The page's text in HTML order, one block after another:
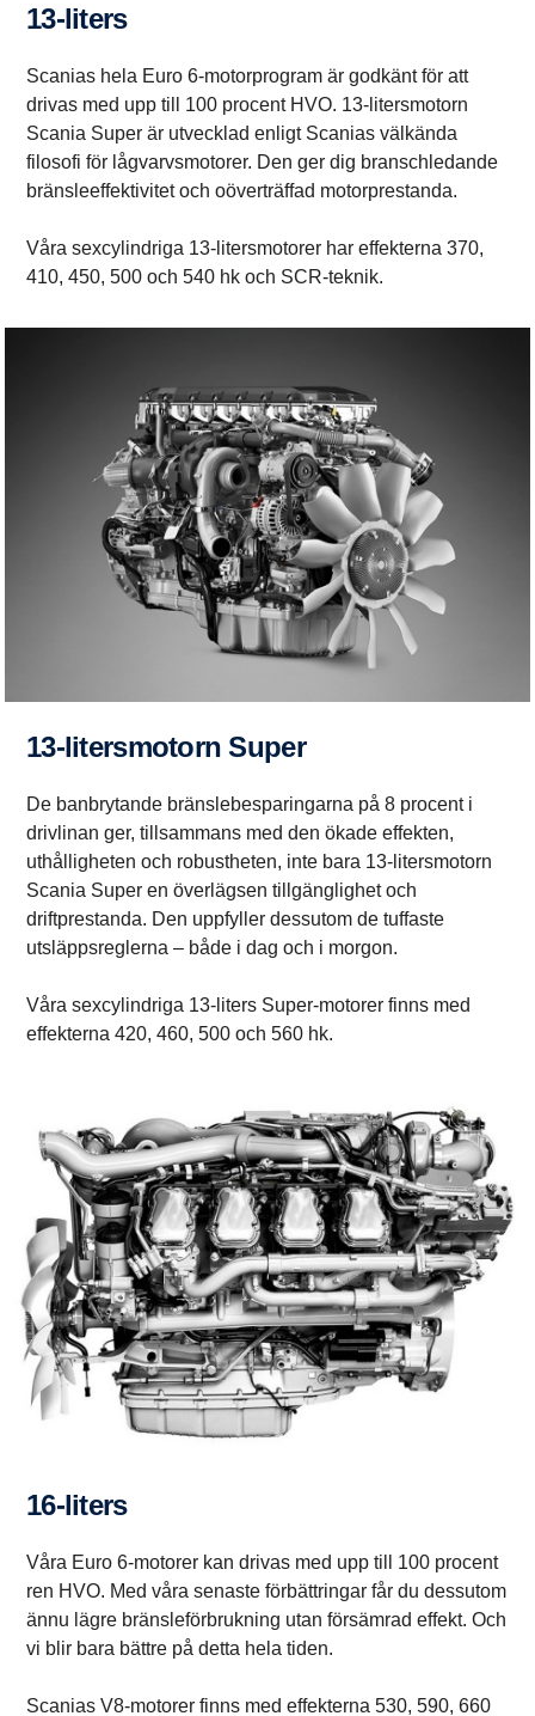
13-liters
Scanias hela Euro 6-motorprogram är godkänt för att
drivas med upp till 100 procent HVO. 13-litersmotorn
Scania Super är utvecklad enligt Scanias välkända
filosofi för lågvarvsmotorer. Den ger dig branschledande
bränsleeffektivitet och oöverträffad motorprestanda.
Våra sexcylindriga 13-litersmotorer har effekterna 370,
410, 450, 500 och 540 hk och SCR-teknik.
13-litersmotorn Super
De banbrytande bränslebesparingarna på 8 procent i
drivlinan ger, tillsammans med den ökade effekten,
uthålligheten och robustheten, inte bara 13-litersmotorn
Scania Super en överlägsen tillgänglighet och
driftprestanda. Den uppfyller dessutom de tuffaste
utsläppsreglerna – både i dag och i morgon.
Våra sexcylindriga 13-liters Super-motorer finns med
effekterna 420, 460, 500 och 560 hk.
16-liters
Våra Euro 6-motorer kan drivas med upp till 100 procent
ren HVO. Med våra senaste förbättringar får du dessutom
ännu lägre bränsleförbrukning utan försämrad effekt. Och
vi blir bara bättre på detta hela tiden.
Scanias V8-motorer finns med effekterna 530, 590, 660